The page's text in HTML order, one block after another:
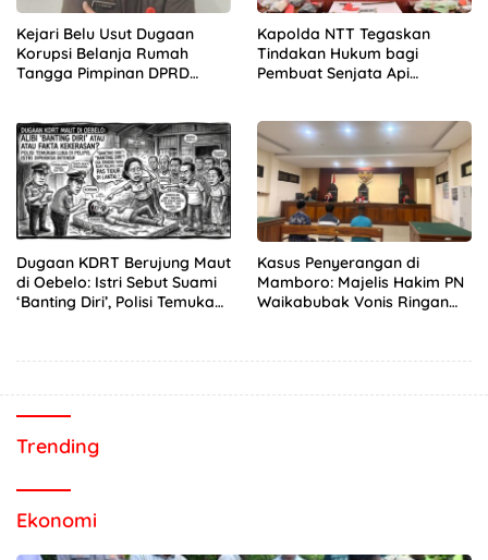
Kejari Belu Usut Dugaan
Korupsi Belanja Rumah
Tangga Pimpinan DPRD
Kapolda NTT Tegaskan
Tindakan Hukum bagi
Pembuat Senjata Api
Dugaan KDRT Berujung Maut
di Oebelo: Istri Sebut Suami
‘Banting Diri’, Polisi Temukan
Kasus Penyerangan di
Mamboro: Majelis Hakim PN
Waikabubak Vonis Ringan
Ajukan Banding
Trending
Ekonomi